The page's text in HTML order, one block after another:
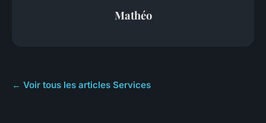
Mathéo
← Voir tous les articles Services